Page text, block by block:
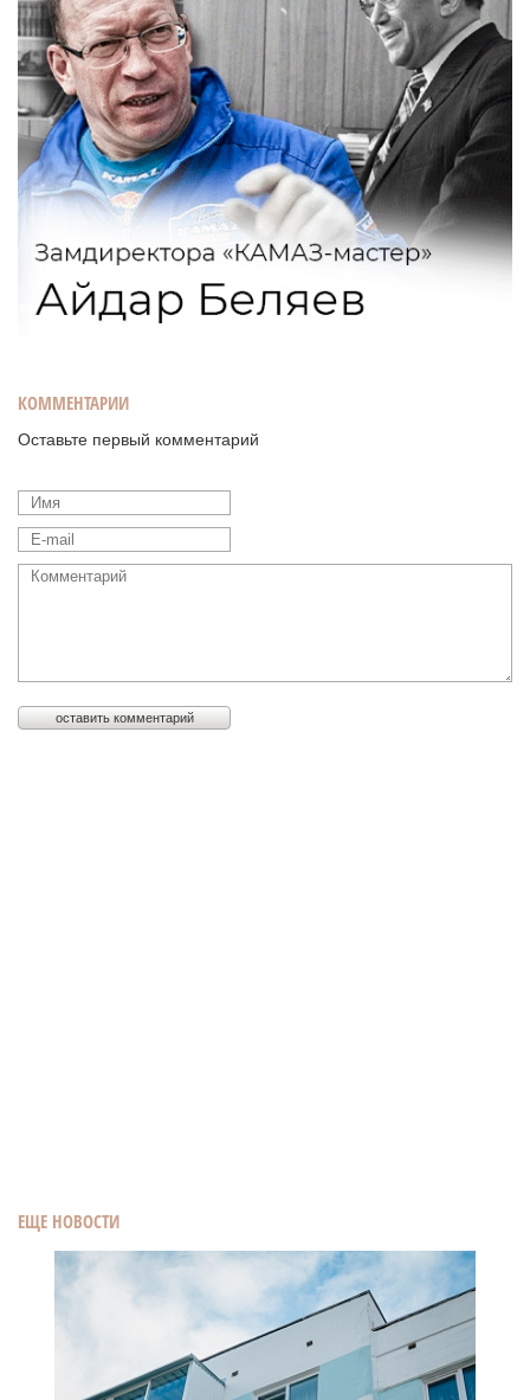
ЕЩЕ НОВОСТИ
КОММЕНТАРИИ
Оставьте первый комментарий